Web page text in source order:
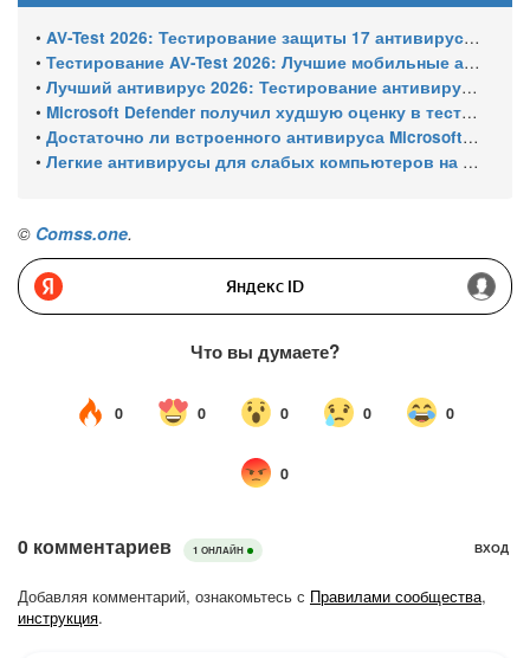
• AV-Test 2026: Тестирование защиты 17 антивирусов от программ-вымогателей и инфостилеров
• Тестирование AV-Test 2026: Лучшие мобильные антивирусы для Android
• Лучший антивирус 2026: Тестирование антивирусов для Windows 11 – с настройками по умолчанию
• Microsoft Defender получил худшую оценку в тестировании 16 антивирусов для Windows
• Достаточно ли встроенного антивируса Microsoft Defender для защиты Windows ПК?
• Легкие антивирусы для слабых компьютеров на Windows 11 – тест AV-Comparatives (апрель 2026)
© Comss.one.